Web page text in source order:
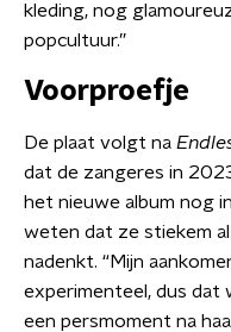
kleding, nog
popcultuur.”
Voorproefje
De plaat volgt na
dat de zangeres in
het nieuwe album nog
weten dat ze stiekem
nadenkt. “Mijn
experimenteel, dus dat
een persmoment na